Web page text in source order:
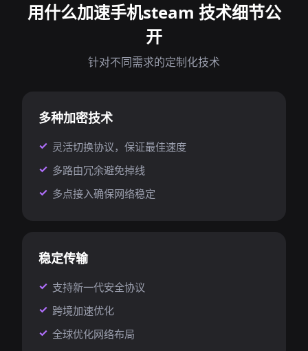
用什么加速手机steam 技术细节公
开
针对不同需求的定制化技术
多种加密技术
灵活切换协议，保证最佳速度
多路由冗余避免掉线
多点接入确保网络稳定
稳定传输
支持新一代安全协议
跨境加速优化
全球优化网络布局